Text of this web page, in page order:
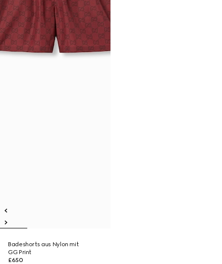
Badeshorts aus Nylon mit
GG Print
£650